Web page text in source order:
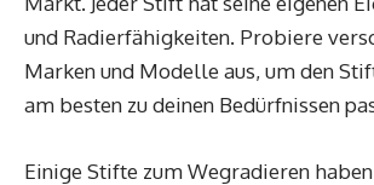
und Radierfähigkeiten. Probiere
Marken und Modelle aus, um den
am besten zu deinen Bedürfnissen
Einige Stifte zum Wegradieren